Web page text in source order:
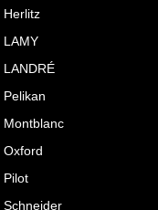
Herlitz
LAMY
LANDRÉ
Pelikan
Montblanc
Oxford
Pilot
Schneider